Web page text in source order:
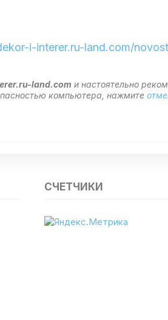
i-interer.ru-land.com/
land.com и настоятельно
компьютера, нажмите
СЧЕТЧИКИ